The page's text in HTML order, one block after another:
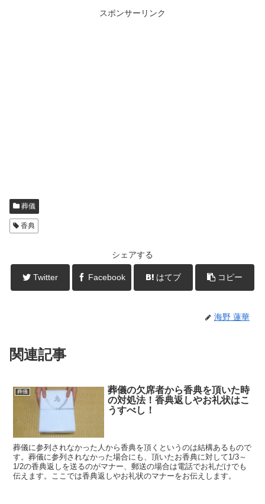
スポンサーリンク
葬儀
香典
シェアする
Twitter Facebook はてブ コピー
海野 蓮華
関連記事
葬儀
葬儀の欠席者から香典を頂いた時
の対処法！香典返しやお礼状はこ
うすべし！
葬儀に参列されなかった人から香典を頂くというのは結構あるもので
す。葬儀に参列されなかった場合にも、頂いたお香典に対して1/3～
1/2の香典返しを送るのがマナー、郵送の場合は電話でお礼だけでも
伝えます。ここでは香典返しやお礼状のマナーをお伝えします。